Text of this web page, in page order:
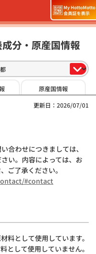
分・原産国情報
原産国情報
更新日：2026/07/01
合わせにつきましては、
い。内容によっては、お
ご了承ください。
#contact
料として使用しています。
として使用していません。